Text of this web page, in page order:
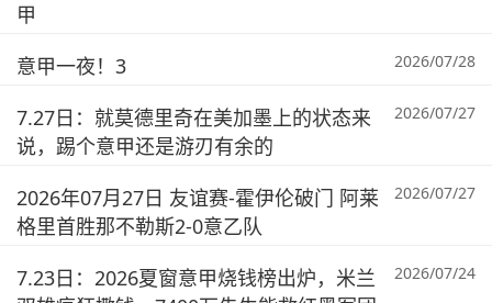
甲
意甲一夜！3 2026/07/28
7.27日：就莫德里奇在美加墨上的状态来
说，踢个意甲还是游刃有余的
2026/07/27
2026年07月27日 友谊赛-霍伊伦破门 阿莱
格里首胜那不勒斯2-0意乙队
2026/07/27
7.23日：2026夏窗意甲烧钱榜出炉，米兰
2026/07/24